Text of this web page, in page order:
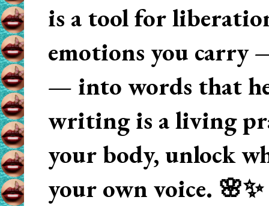
is a tool for
emotions you carry
— into words that
writing is a living
your body, unlock
your own voice.